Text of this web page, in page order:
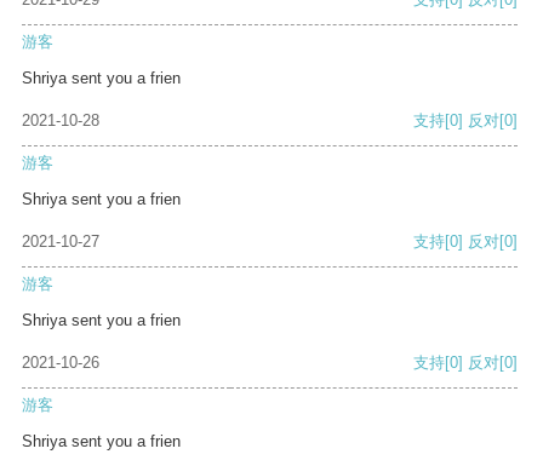
游客
Shriya sent you a frien
2021-10-28 支持[0] 反对[0]
游客
Shriya sent you a frien
2021-10-27 支持[0] 反对[0]
游客
Shriya sent you a frien
2021-10-26 支持[0] 反对[0]
游客
Shriya sent you a frien